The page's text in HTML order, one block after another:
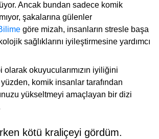
Ancak bundan sadece komik
şakalarına gülenler
göre mizah, insanların stresle başa
sağlıklarını iyileştirmesine yardımcı
olarak okuyucularımızın iyiliğini
komik insanlar tarafından
yükseltmeyi amaçlayan bir dizi
kötü kraliçeyi gördüm.